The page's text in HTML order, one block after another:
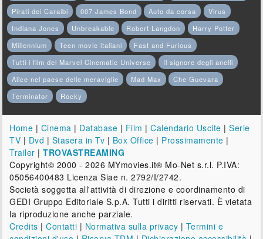
Pirati dei Caraibi
007 James Bond Auto da corsa
Virus
Indiana Jones
Unbreakable Robert Langdon
Harry Potter
Millennium
Teen movie italiani
Fast and Furious
Tutti i film del Marvel Cinematic Universe
Il signore degli anelli
Alice nel paese delle meraviglie
Mad Max
Che Guevara
Terminator
Rocky
Home | Cinema | Database | Film |Calendario Uscite |Serie
TV | Dvd | Stasera in Tv | Box Office | Prossimamente |
Trailer |TROVASTREAMING
Copyright© 2000 - 2026 MYmovies.it® Mo-Net s.r.l. P.IVA:
05056400483 Licenza Siae n. 2792/I/2742.
Società soggetta all'attività di direzione e coordinamento di
GEDI Gruppo Editoriale S.p.A. Tutti i diritti riservati. È vietata
la riproduzione anche parziale.
Credits |Contatti | Normativa sulla privacy | Termini e